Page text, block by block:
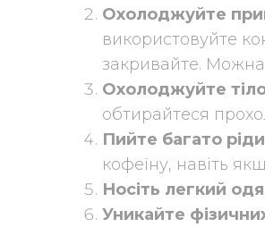
Охолоджуйте
використовуйте
закривайте. Можна
Охолоджуйте
обтирайтеся
Пийте багато
кофеїну, навіть
Носіть легкий
Уникайте